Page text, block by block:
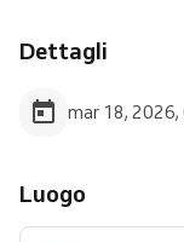
Dettagli
mar 18, 2026,
Luogo